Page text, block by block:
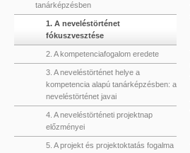
tanárképzésben
1. A neveléstörténet
fókuszvesztése
2. A kompetenciafogalom eredete
3. A neveléstörténet helye a
kompetencia alapú tanárképzésben: a
neveléstörténet javai
4. A neveléstörténeti projektnap
előzményei
5. A projekt és projektoktatás fogalma